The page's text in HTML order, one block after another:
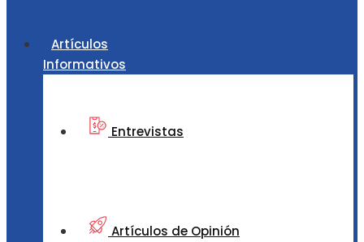
Artículos
Informativos
Entrevistas
Artículos de Opinión